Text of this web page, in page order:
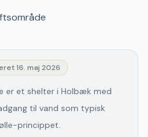
16. maj 2026
er et shelter i Holbæk med
til vand som typisk
princippet.